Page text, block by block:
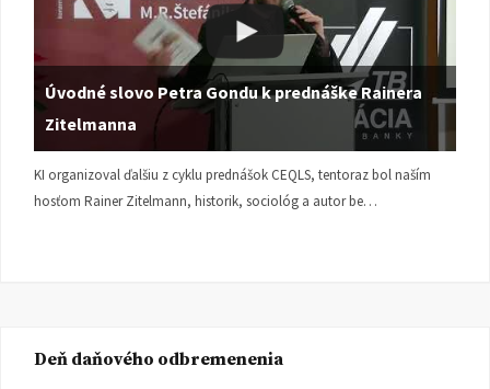
Úvodné slovo Petra Gondu k prednáške Rainera
Zitelmanna
KI organizoval ďalšiu z cyklu prednášok CEQLS, tentoraz bol naším
hosťom Rainer Zitelmann, historik, sociológ a autor be…
Deň daňového odbremenenia